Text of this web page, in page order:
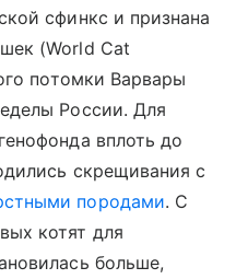
сфинкс и признана
(World Cat
потомки Варвары
России. Для
вплоть до
скрещивания с
породами. С
котят для
больше,